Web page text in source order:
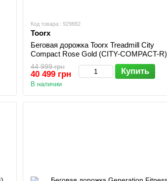
Код товара:: 929882
Toorx
Беговая дорожка Toorx Treadmill City
Compact Rose Gold (CITY-COMPACT-R)
44 999 грн
40 499 грн Купить
В наличии